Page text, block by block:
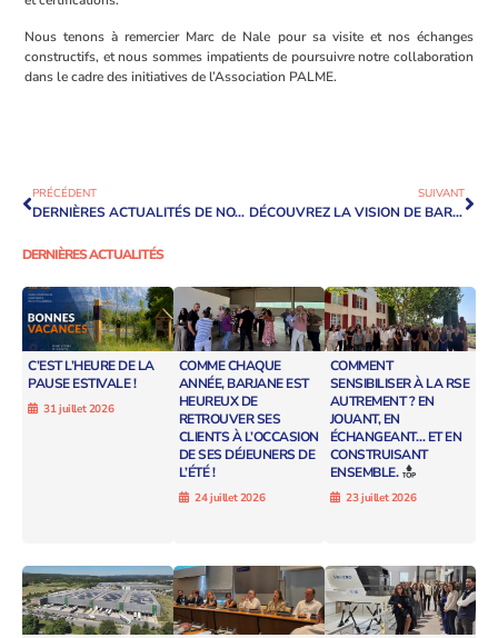
Nous tenons à remercier Marc de Nale pour sa visite et nos échanges
constructifs, et nous sommes impatients de poursuivre notre collaboration
dans le cadre des initiatives de l’Association PALME.
PRÉCÉDENT
DERNIÈRES ACTUALITÉS DE NOTRE CHANTIER DE CHOLET
SUIVANT
DÉCOUVREZ LA VISION DE BARJANE SUR LE MARCHÉ LOGISTIQUE FRANÇAIS EN 2024 !
DERNIÈRES ACTUALITÉS
C’EST L’HEURE DE LA
PAUSE ESTIVALE !
31 juillet 2026
COMME CHAQUE
ANNÉE, BARJANE EST
HEUREUX DE
RETROUVER SES
CLIENTS À L’OCCASION
DE SES DÉJEUNERS DE
L’ÉTÉ !
24 juillet 2026
COMMENT
SENSIBILISER À LA RSE
AUTREMENT ? EN
JOUANT, EN
ÉCHANGEANT… ET EN
CONSTRUISANT
ENSEMBLE.
23 juillet 2026